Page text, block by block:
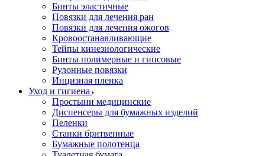
Бинты эластичные
Повязки для лечения ран
Повязки для лечения ожогов
Кровоостанавливающие
Тейпы кинезиологические
Бинты полимерные и гипсовые
Рулонные повязки
Инцизная пленка
Уход и гигиена
Простыни медицинские
Диспенсеры для бумажных изделий
Пеленки
Станки бритвенные
Бумажные полотенца